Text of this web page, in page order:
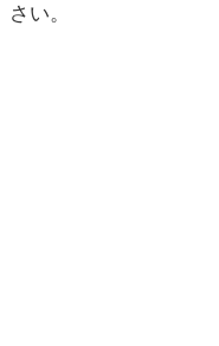
さい。